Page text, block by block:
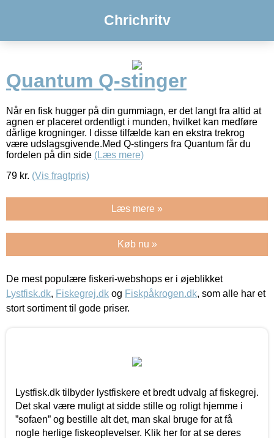
Chrichritv
Quantum Q-stinger
Når en fisk hugger på din gummiagn, er det langt fra altid at
agnen er placeret ordentligt i munden, hvilket kan medføre
dårlige krogninger. I disse tilfælde kan en ekstra trekrog
være udslagsgivende.Med Q-stingers fra Quantum får du
fordelen på din side (Læs mere)
79 kr. (Vis fragtpris)
Læs mere »
Køb nu »
De mest populære fiskeri-webshops er i øjeblikket
Lystfisk.dk, Fiskegrej.dk og Fiskpåkrogen.dk, som alle har et
stort sortiment til gode priser.
Lystfisk.dk tilbyder lystfiskere et bredt udvalg af fiskegrej.
Det skal være muligt at sidde stille og roligt hjemme i
”sofaen” og bestille alt det, man skal bruge for at få
nogle herlige fiskeoplevelser. Klik her for at se deres